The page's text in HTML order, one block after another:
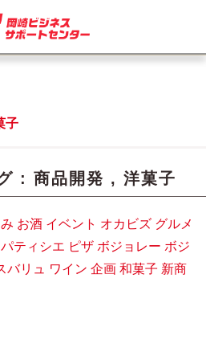
子
: 商品開発 , 洋菓子
お酒 イベント オカビズ グルメ
パティシエ ピザ ボジョレー ボジ
バリュ ワイン 企画 和菓子 新商